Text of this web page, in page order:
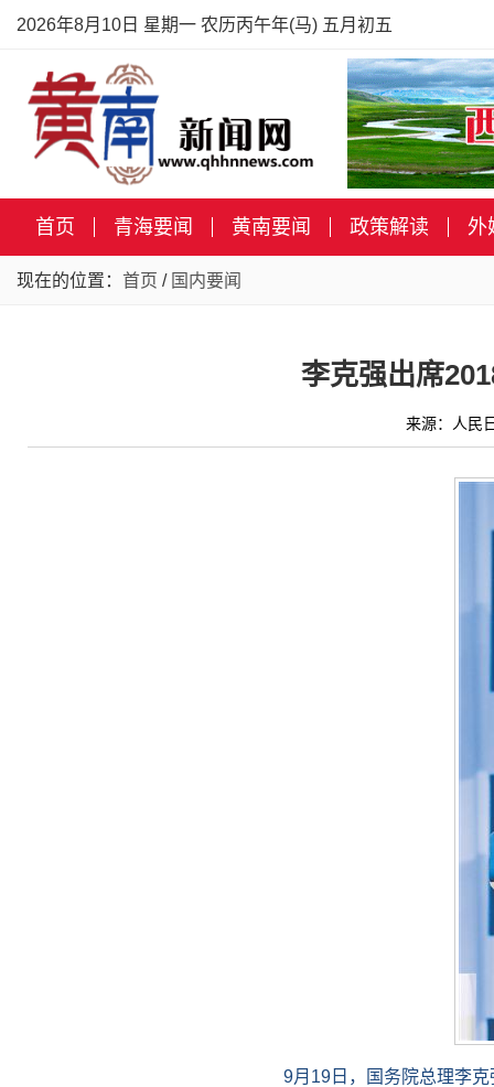
2026年8月10日 星期一 农历丙午年(马) 五月初五
首页 青海要闻 黄南要闻 政策解读 外
现在的位置： 首页 / 国内要闻
李克强出席
来源：人民
9月19日，国务院总理李